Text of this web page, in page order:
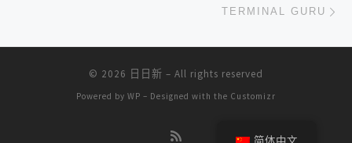
TERMINAL GURU
© 2026 日日新 – All rights reserved
Powered by WP – Designed with the Customizr